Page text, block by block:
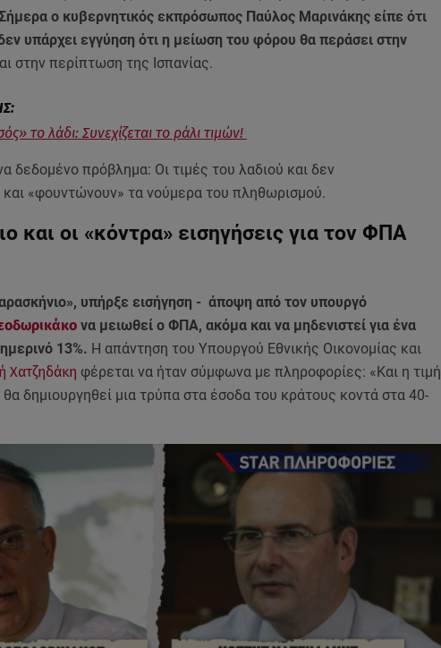
ο κυβερνητικός εκπρόσωπος Παύλος Μαρινάκης είπε ότι
δεν υπάρχει εγγύηση ότι η μείωση του φόρου θα περάσει στην
στην περίπτωση της Ισπανίας.
το λάδι: Συνεχίζεται το ράλι τιμών!
δεδομένο πρόβλημα: Οι τιμές του λαδιού και δεν
και «φουντώνουν» τα νούμερα του πληθωρισμού.
και οι «κόντρα» εισηγήσεις για τον ΦΠΑ
υπήρξε εισήγηση - άποψη από τον υπουργό
να μειωθεί ο ΦΠΑ, ακόμα και να μηδενιστεί για ένα
13%. Η απάντηση του Υπουργού Εθνικής Οικονομίας και
Χατζηδάκη φέρεται να ήταν σύμφωνα με πληροφορίες: «Και η τιμή
θα δημιουργηθεί μια τρύπα στα έσοδα του κράτους κοντά στα 40-